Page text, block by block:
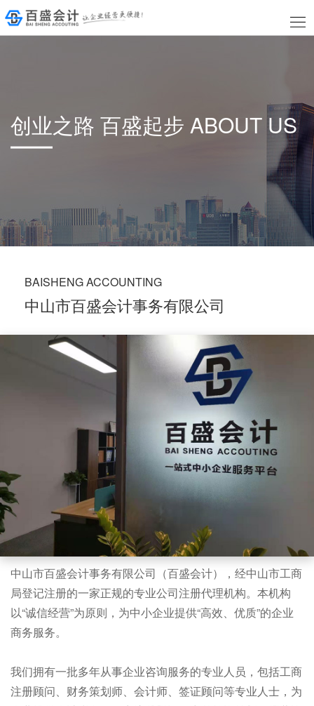
创业之路 百盛起步 ABOUT US
BAISHENG ACCOUNTING
中山市百盛会计事务有限公司
中山市百盛会计事务有限公司（百盛会计），经中山市工商
局登记注册的一家正规的专业公司注册代理机构。本机构
以“诚信经营”为原则，为中小企业提供“高效、优质”的企业
商务服务。
我们拥有一批多年从事企业咨询服务的专业人员，包括工商
注册顾问、财务策划师、会计师、签证顾问等专业人士，为